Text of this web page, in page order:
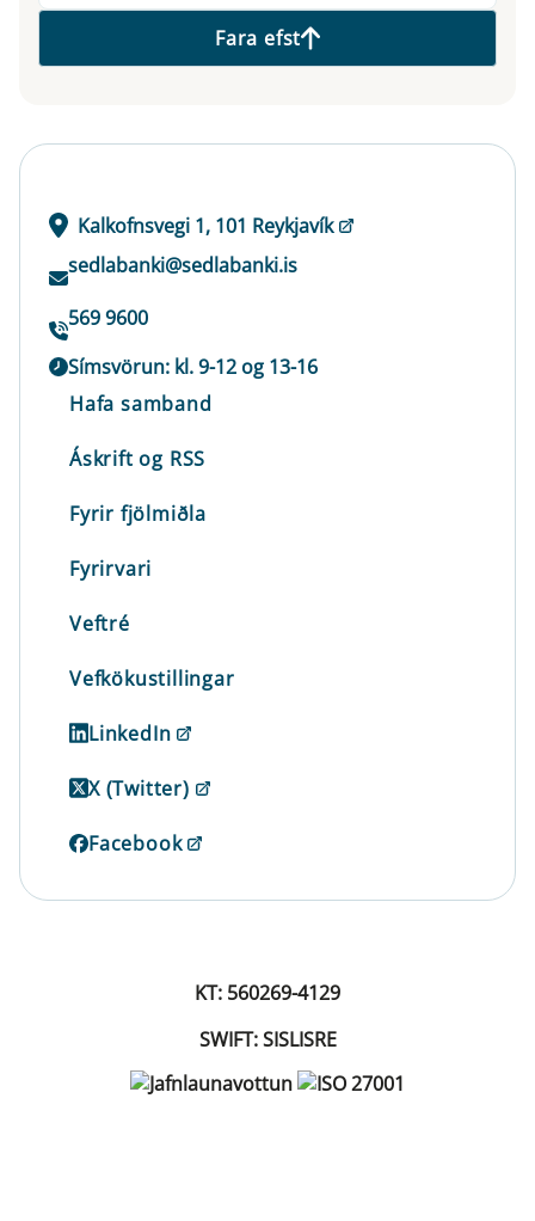
Fara efst
Kalkofnsvegi 1, 101 Reykjavík
sedlabanki@sedlabanki.is
569 9600
Símsvörun: kl. 9-12 og 13-16
Hafa samband
Áskrift og RSS
Fyrir fjölmiðla
Fyrirvari
Veftré
Vefkökustillingar
LinkedIn
X (Twitter)
Facebook
KT: 560269-4129
SWIFT: SISLISRE